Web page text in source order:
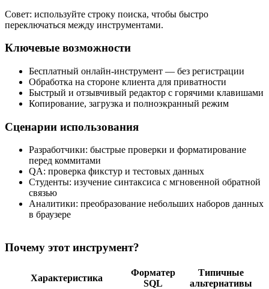
Совет: используйте строку поиска, чтобы быстро
переключаться между инструментами.
Ключевые возможности
Бесплатный онлайн‑инструмент — без регистрации
Обработка на стороне клиента для приватности
Быстрый и отзывчивый редактор с горячими клавишами
Копирование, загрузка и полноэкранный режим
Сценарии использования
Разработчики: быстрые проверки и форматирование
перед коммитами
QA: проверка фикстур и тестовых данных
Студенты: изучение синтаксиса с мгновенной обратной
связью
Аналитики: преобразование небольших наборов данных
в браузере
Почему этот инструмент?
Характеристика
Форматер
SQL
Типичные
альтернативы